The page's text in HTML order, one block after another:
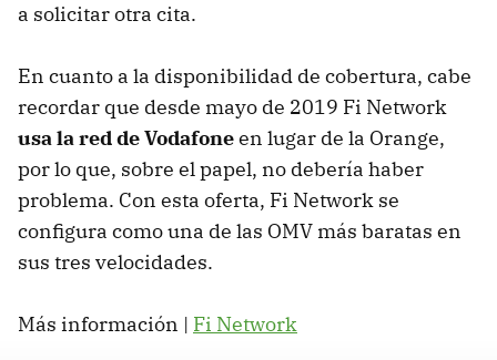
a solicitar otra cita.
En cuanto a la disponibilidad de cobertura, cabe
recordar que desde mayo de 2019 Fi Network
usa la red de Vodafoneen lugar de la Orange,
por lo que, sobre el papel, no debería haber
problema. Con esta oferta, Fi Network se
configura como una de las OMV más baratas en
sus tres velocidades.
Más información | Fi Network